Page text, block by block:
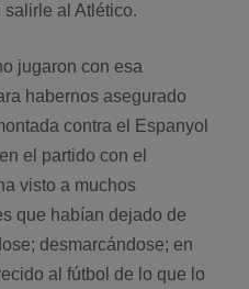
al Atlético.
jugaron con esa
habernos asegurado
contra el Espanyol
el partido con el
visto a muchos
que habí­an dejado de
desmarcándose; en
al fútbol de lo que lo